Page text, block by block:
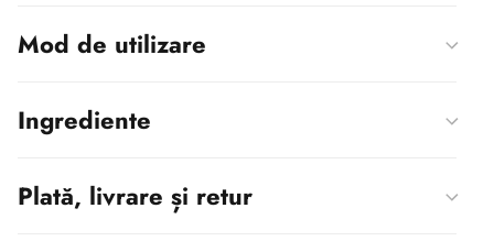
Mod de utilizare
Ingrediente
Plată, livrare și retur